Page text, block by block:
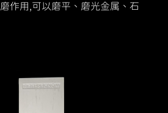
作用,可以磨平、磨光金属、石